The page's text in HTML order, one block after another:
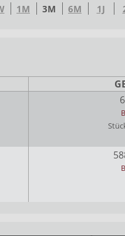
1M 3M 6M 1J